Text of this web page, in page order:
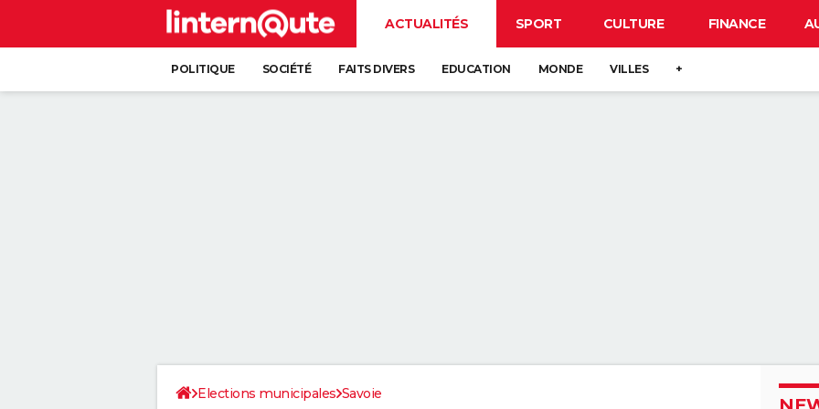
ACTUALITÉS SPORT CULTURE FINANCE
POLITIQUE SOCIÉTÉ FAITS DIVERS EDUCATION MONDE VILLES +
Elections municipales Savoie